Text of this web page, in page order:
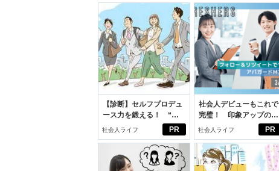
PR
【診断】セルフプロデュ
ース力を鍛える！ “ジ
ブン観”診断
社会人ライフ PR
社会人デビューもこれで
完璧！ 印象アップのセ
ルフプロデュース術
社会人ライフ